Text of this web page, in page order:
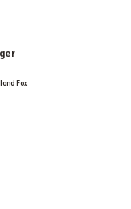
Fox